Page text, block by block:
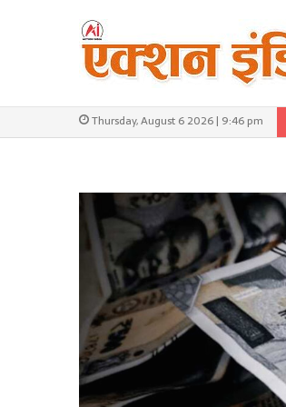
Thursday, August 6 2026 | 9:46 pm